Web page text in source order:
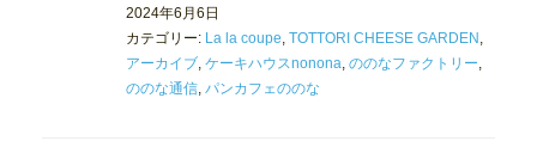
2024年6月6日
カテゴリー: La la coupe TOTTORI CHEESE GARDEN
アーカイブ ケーキハウスnonona ののなファクトリー
ののな通信 パンカフェののな